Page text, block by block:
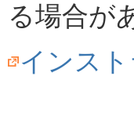
る場合が
インス